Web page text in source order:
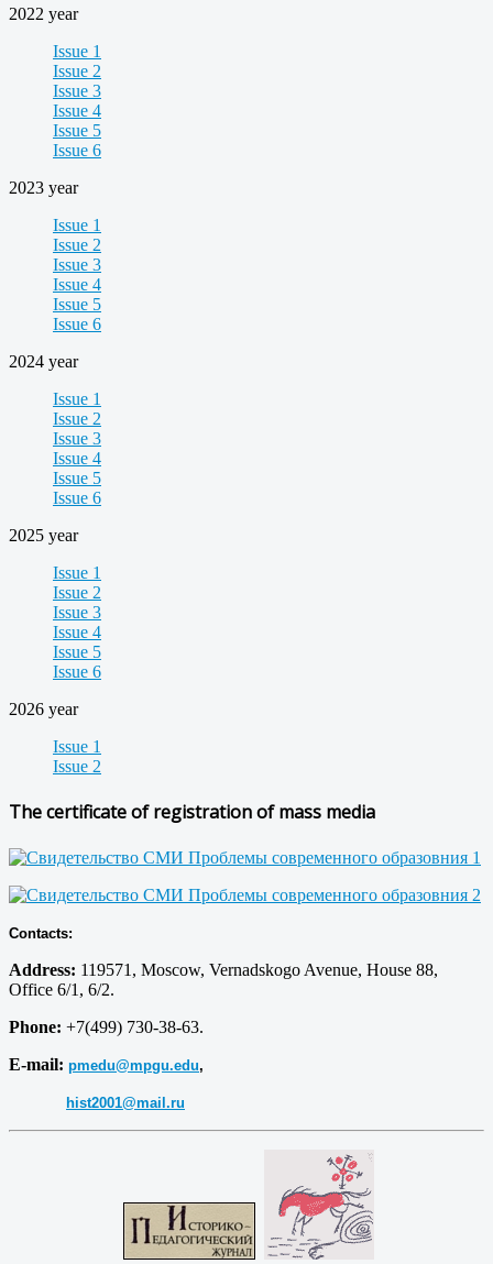
2022 year
Issue 1
Issue 2
Issue 3
Issue 4
Issue 5
Issue 6
2023 year
Issue 1
Issue 2
Issue 3
Issue 4
Issue 5
Issue 6
2024 year
Issue 1
Issue 2
Issue 3
Issue 4
Issue 5
Issue 6
2025 year
Issue 1
Issue 2
Issue 3
Issue 4
Issue 5
Issue 6
2026 year
Issue 1
Issue 2
The certificate of registration of mass media
Contacts:
Address: 119571, Moscow, Vernadskogo Avenue, House 88,
Office 6/1, 6/2.
Phone: +7(499) 730-38-63.
E-mail: pmedu@mpgu.edu,
hist2001@mail.ru